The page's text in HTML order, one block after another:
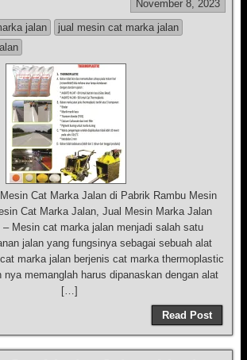
November 8, 2023
jalan
jual mesin cat marka jalan
Cat Marka Jalan di Pabrik Rambu Mesin
Cat Marka Jalan, Jual Mesin Marka Jalan
– Mesin cat marka jalan menjadi salah satu
jalan yang fungsinya sebagai sebuah alat
marka jalan berjenis cat marka thermoplastic
nya memanglah harus dipanaskan dengan alat
[…]
Read Post